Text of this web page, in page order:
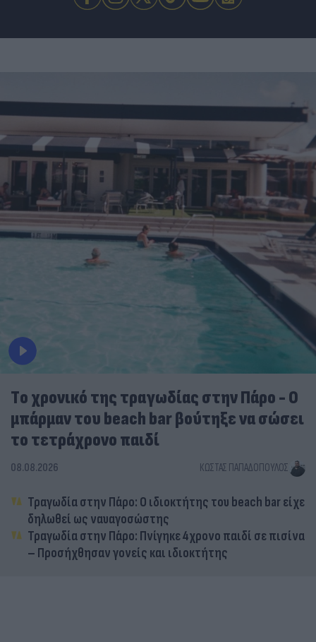
Tο χρονικό της τραγωδίας στην Πάρο - Ο
μπάρμαν του beach bar βούτηξε να σώσει
το τετράχρονο παιδί
08.08.2026 ΚΏΣΤΑΣ ΠΑΠΑΔΌΠΟΥΛΟΣ
Τραγωδία στην Πάρο: Ο ιδιοκτήτης του beach bar είχε
δηλωθεί ως ναυαγοσώστης
Τραγωδία στην Πάρο: Πνίγηκε 4χρονο παιδί σε πισίνα
– Προσήχθησαν γονείς και ιδιοκτήτης